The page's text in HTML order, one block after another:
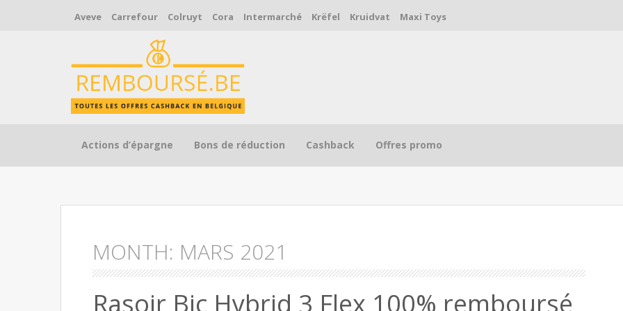
Aveve Carrefour Colruyt Cora Intermarché Krëfel Kruidvat Maxi Toys
Skip to content
Actions d’épargne Bons de réduction Cashback Offres promo
MONTH: MARS 2021
Rasoir Bic Hybrid 3 Flex 100% remboursé